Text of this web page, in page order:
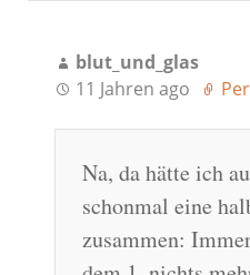
blut_und_glas
11 Jahren ago
Na, da hätte ich
schonmal eine
zusammen: